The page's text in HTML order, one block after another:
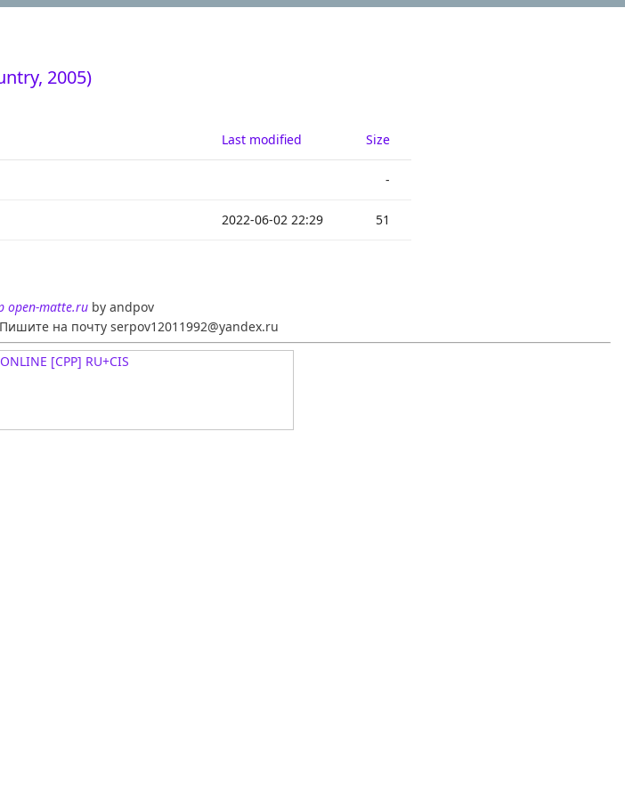
2005)
Last modified Size
-
2022-06-02 22:29 51
open-matte.ruby andpov
на почту serpov12011992@yandex.ru